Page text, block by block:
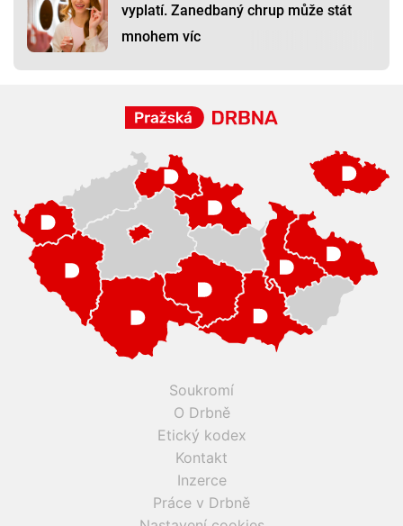
vyplatí. Zanedbaný chrup může stát
mnohem víc
Soukromí
O Drbně
Etický kodex
Kontakt
Inzerce
Práce v Drbně